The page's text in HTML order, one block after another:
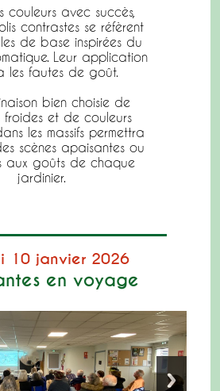
couleurs avec succès,
contrastes se réfèrent
de base inspirées du
Leur application
les fautes de goût.
bien choisie de
froides et de couleurs
les massifs permettra
scènes apaisantes ou
aux goûts de chaque
jardinier.
10 janvier 2026
en voyage